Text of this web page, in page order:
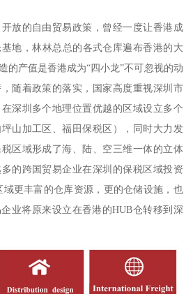
放的自由贸易政策，曾经一度让香港成
地，林林总总的各式仓库遍布香港的大
的产值是香港成为“四小龙”不可忽视的动
随着政策的落实，国家高度重视深圳市
深圳多个地理位置优越的区域设立多个
山加工区、福田保税区），同时大力发
区域形成了海、陆、空三维一体的立体
的跨国贸易企业在深圳的保税区域投资
更丰富的仓库资源，更的仓储设施，也
业将原来设立在香港的HUB仓转移到深